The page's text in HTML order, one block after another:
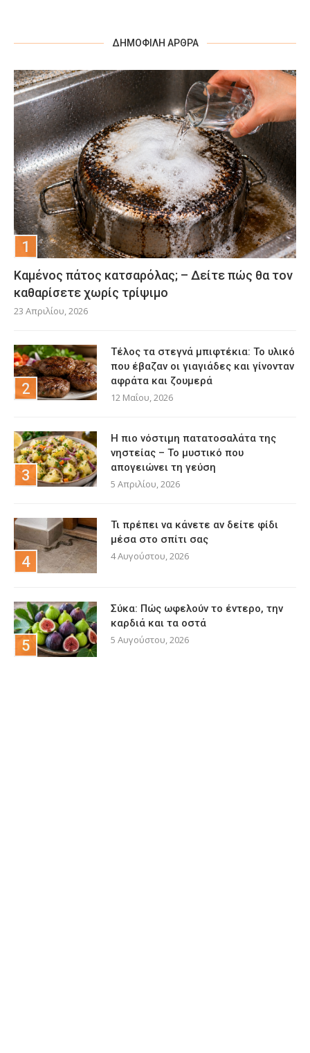
ΔΗΜΟΦΙΛΉ ΆΡΘΡΑ
Καμένος πάτος κατσαρόλας; – Δείτε πώς θα τον
καθαρίσετε χωρίς τρίψιμο
23 Απριλίου, 2026
Τέλος τα στεγνά μπιφτέκια: Το υλικό
που έβαζαν οι γιαγιάδες και γίνονταν
αφράτα και ζουμερά
12 Μαΐου, 2026
Η πιο νόστιμη πατατοσαλάτα της
νηστείας – Το μυστικό που
απογειώνει τη γεύση
5 Απριλίου, 2026
Τι πρέπει να κάνετε αν δείτε φίδι
μέσα στο σπίτι σας
4 Αυγούστου, 2026
Σύκα: Πώς ωφελούν το έντερο, την
καρδιά και τα οστά
5 Αυγούστου, 2026